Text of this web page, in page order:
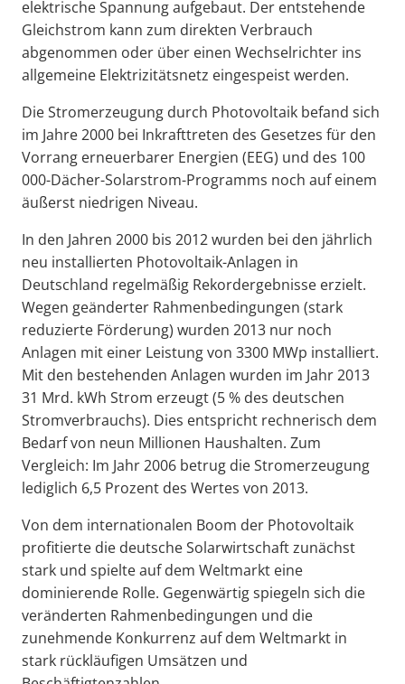
elektrische Spannung aufgebaut. Der entstehende
Gleichstrom kann zum direkten Verbrauch
abgenommen oder über einen Wechselrichter ins
allgemeine Elektrizitätsnetz eingespeist werden.
Die Stromerzeugung durch Photovoltaik befand sich
im Jahre 2000 bei Inkrafttreten des Gesetzes für den
Vorrang erneuerbarer Energien (EEG) und des 100
000-Dächer-Solarstrom-Programms noch auf einem
äußerst niedrigen Niveau.
In den Jahren 2000 bis 2012 wurden bei den jährlich
neu installierten Photovoltaik-Anlagen in
Deutschland regelmäßig Rekordergebnisse erzielt.
Wegen geänderter Rahmenbedingungen (stark
reduzierte Förderung) wurden 2013 nur noch
Anlagen mit einer Leistung von 3300 MWp installiert.
Mit den bestehenden Anlagen wurden im Jahr 2013
31 Mrd. kWh Strom erzeugt (5 % des deutschen
Stromverbrauchs). Dies entspricht rechnerisch dem
Bedarf von neun Millionen Haushalten. Zum
Vergleich: Im Jahr 2006 betrug die Stromerzeugung
lediglich 6,5 Prozent des Wertes von 2013.
Von dem internationalen Boom der Photovoltaik
profitierte die deutsche Solarwirtschaft zunächst
stark und spielte auf dem Weltmarkt eine
dominierende Rolle. Gegenwärtig spiegeln sich die
veränderten Rahmenbedingungen und die
zunehmende Konkurrenz auf dem Weltmarkt in
stark rückläufigen Umsätzen und